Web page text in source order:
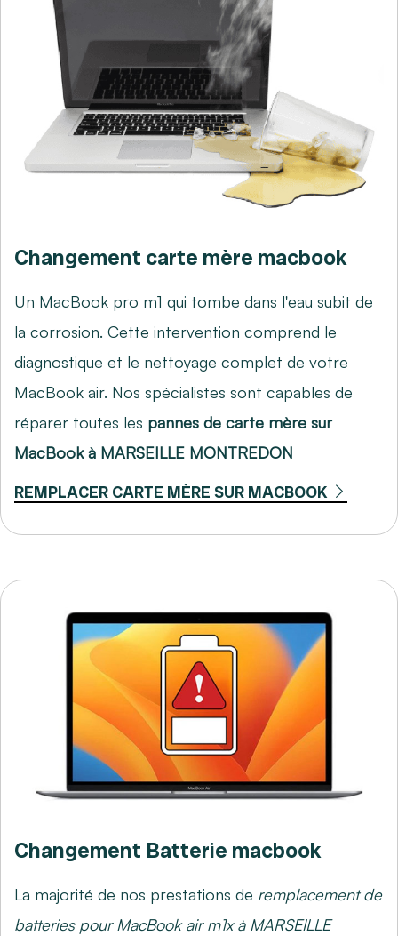
Changement carte mère macbook
Un MacBook pro m1 qui tombe dans l'eau subit de
la corrosion. Cette intervention comprend le
diagnostique et le nettoyage complet de votre
MacBook air. Nos spécialistes sont capables de
réparer toutes les pannes de carte mère sur
MacBook à MARSEILLE MONTREDON
REMPLACER CARTE MÈRE SUR MACBOOK
Changement Batterie macbook
La majorité de nos prestations de remplacement de
batteries pour MacBook air m1x à MARSEILLE